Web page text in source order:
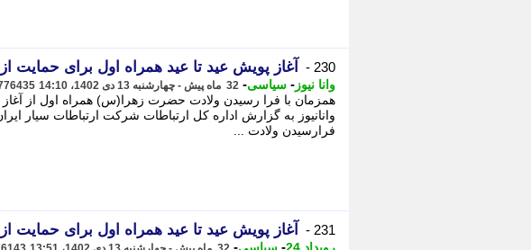
230 - آغاز پویش عید تا عید همراه اول برای حمایت از
وانا نیوز - سیاسی- 32 ماه پیش - چهارشنبه 13 دی 1402، 14:10
همزمان با فرا رسیدن ولادت حضرت زهرا(س) همراه اول از آغاز
وانانیوز به گزارش اداره کل ارتباطات شرکت ارتباطات سیار
فرارسیدن ولادت ...
231 - آغاز پویش عید تا عید همراه اول برای حمایت از
-
-